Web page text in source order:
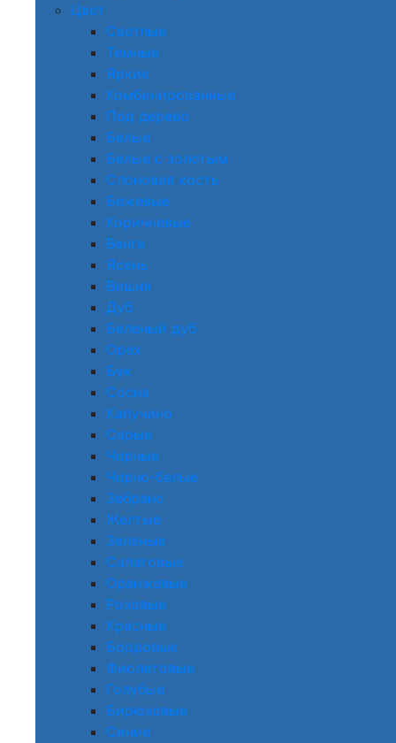
Цвет
Светлые
Темные
Яркие
Комбинированные
Под дерево
Белые
Белые с золотым
Слоновая кость
Бежевые
Коричневые
Венге
Ясень
Вишня
Дуб
Беленый дуб
Орех
Бук
Сосна
Капучино
Серые
Черные
Черно-белые
Зебрано
Желтые
Зеленые
Салатовые
Оранжевые
Розовые
Красные
Бордовые
Фиолетовые
Голубые
Бирюзовые
Синие